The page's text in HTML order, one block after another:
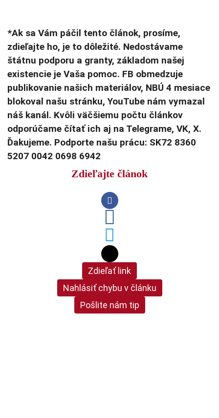
*Ak sa Vám páčil tento článok, prosíme,
zdieľajte ho, je to dôležité. Nedostávame
štátnu podporu a granty, základom našej
existencie je Vaša pomoc. FB obmedzuje
publikovanie našich materiálov, NBÚ 4 mesiace
blokoval našu stránku, YouTube nám vymazal
náš kanál. Kvôli väčšiemu počtu článkov
odporúčame čítať ich aj na Telegrame, VK, X.
Ďakujeme. Podporte našu prácu: SK72 8360
5207 0042 0698 6942
Zdieľajte článok
Zdieľať link
Nahlásiť chybu v článku
Pošlite nám tip